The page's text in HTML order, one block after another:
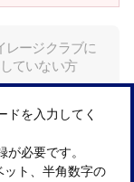
レージクラブに
ていない方
ドを入力してく
必要です。
ト、半角数字の